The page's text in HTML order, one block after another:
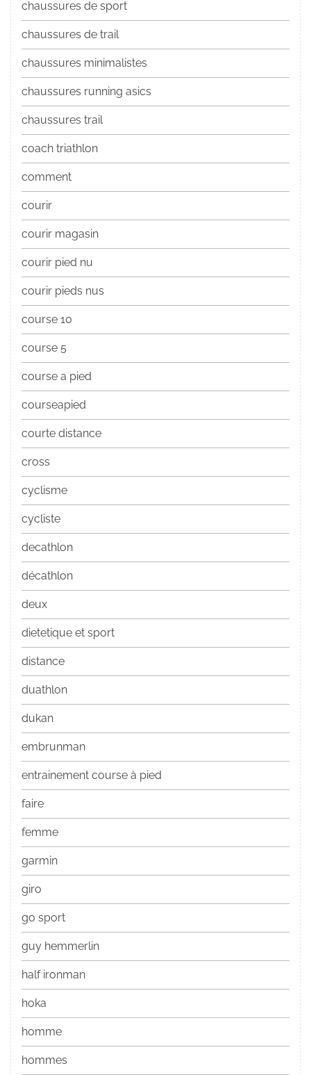
chaussures de sport
chaussures de trail
chaussures minimalistes
chaussures running asics
chaussures trail
coach triathlon
comment
courir
courir magasin
courir pied nu
courir pieds nus
course 10
course 5
course a pied
courseapied
courte distance
cross
cyclisme
cycliste
decathlon
décathlon
deux
dietetique et sport
distance
duathlon
dukan
embrunman
entrainement course à pied
faire
femme
garmin
giro
go sport
guy hemmerlin
half ironman
hoka
homme
hommes